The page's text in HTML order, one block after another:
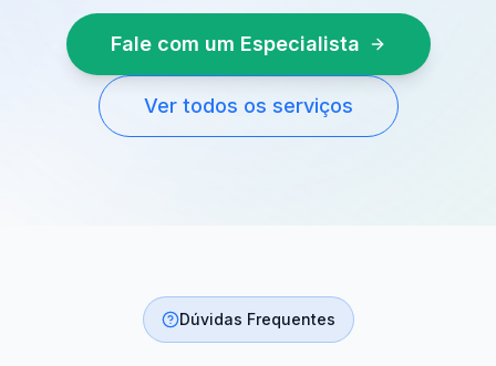
Fale com um Especialista
Ver todos os serviços
Dúvidas Frequentes